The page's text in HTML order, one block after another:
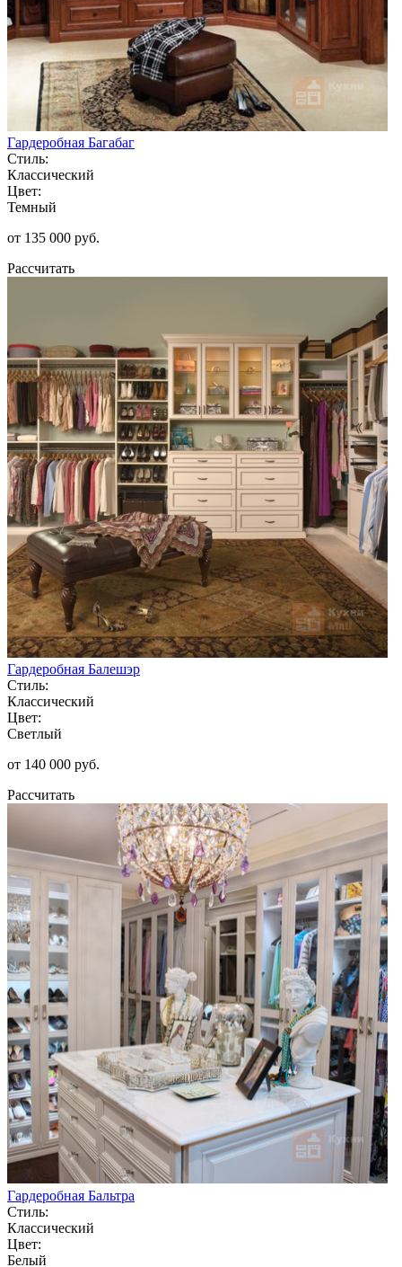
Гардеробная Багабаг
Стиль:
Классический
Цвет:
Темный
от 135 000 руб.
Рассчитать
Гардеробная Балешэр
Стиль:
Классический
Цвет:
Светлый
от 140 000 руб.
Рассчитать
Гардеробная Бальтра
Стиль:
Классический
Цвет:
Белый